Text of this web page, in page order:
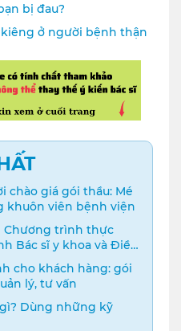
bị đau?
ở người bệnh thận
chào giá gói thầu: Mé
khuôn viên bệnh viện
Chương trình thực
Bác sĩ y khoa và Điều
cho khách hàng: gói
lý, tư vấn
Dùng những kỹ